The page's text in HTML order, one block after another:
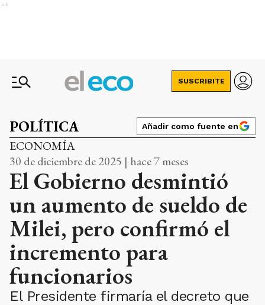
Ads
SUSCRIBITE
POLÍTICA Añadir como fuente en
ECONOMÍA
30 de diciembre de 2025 | hace 7 meses
El Gobierno desmintió
un aumento de sueldo de
Milei, pero confirmó el
incremento para
funcionarios
El Presidente firmaría el decreto que